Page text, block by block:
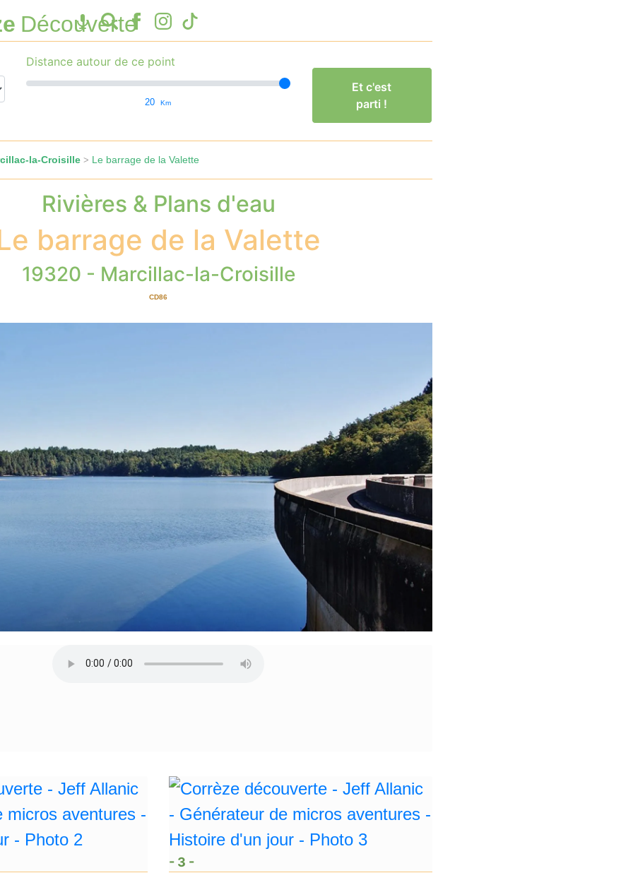
Découverte
Distance autour de ce point
20 Km
Et c'est
parti !
la-Croisille> Le barrage de la Valette
Rivières & Plans d'eau
barrage de la Valette
19320 - Marcillac-la-Croisille
CD86
- 3 -